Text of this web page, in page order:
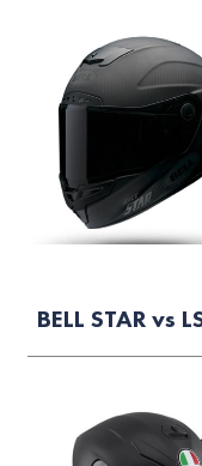
BELL STAR vs